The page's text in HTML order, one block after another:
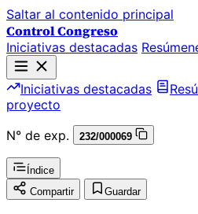
Saltar al contenido principal
Control Congreso
Iniciativas destacadas
Iniciativas destacadas
proyecto
N° de exp.
232/000069
Índice
Compartir
Guardar